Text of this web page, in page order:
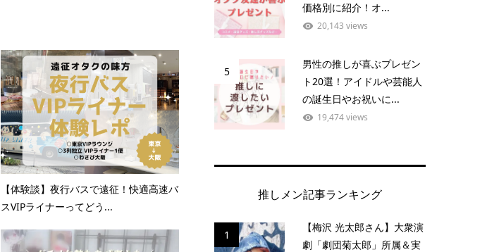
【体験談】夜行バスで遠征！快適高速バ
スVIPライナーってどう...
価格別に紹介！オ...
20,143 views
5
男性の推しが喜ぶプレゼン
ト20選！アイドルや芸能人
の誕生日やお祝いに...
19,474 views
推しメン記事ランキング
1
【梅沢 光太郎さん】大衆演
劇「劇団菊太郎」所属＆実